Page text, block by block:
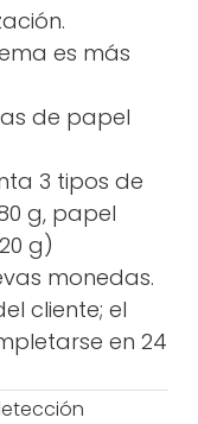
es más
de papel
3 tipos de
g, papel
g)
monedas.
cliente; el
en 24